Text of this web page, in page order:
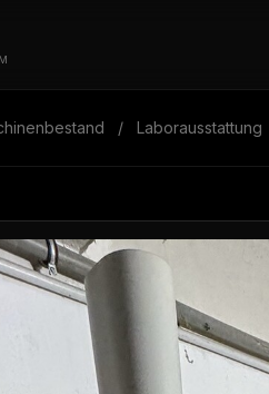
/ Laborausstattung